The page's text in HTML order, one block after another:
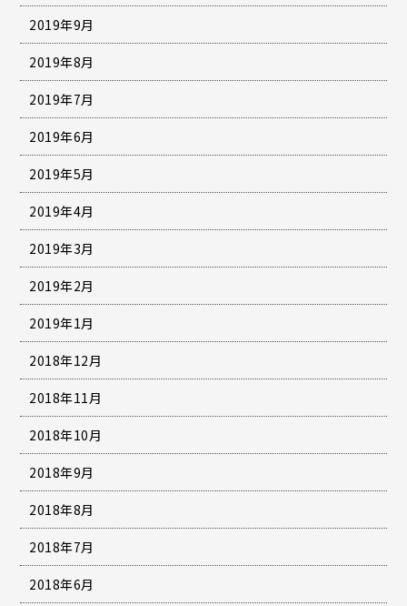
2019年9月
2019年8月
2019年7月
2019年6月
2019年5月
2019年4月
2019年3月
2019年2月
2019年1月
2018年12月
2018年11月
2018年10月
2018年9月
2018年8月
2018年7月
2018年6月